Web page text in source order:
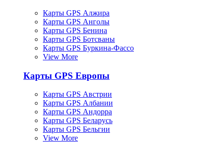
Карты GPS Алжира
Карты GPS Анголы
Карты GPS Бенина
Карты GPS Ботсваны
Карты GPS Буркина-Фассо
View More
Карты GPS Европы
Карты GPS Австрии
Карты GPS Албании
Карты GPS Андорра
Карты GPS Беларусь
Карты GPS Бельгии
View More